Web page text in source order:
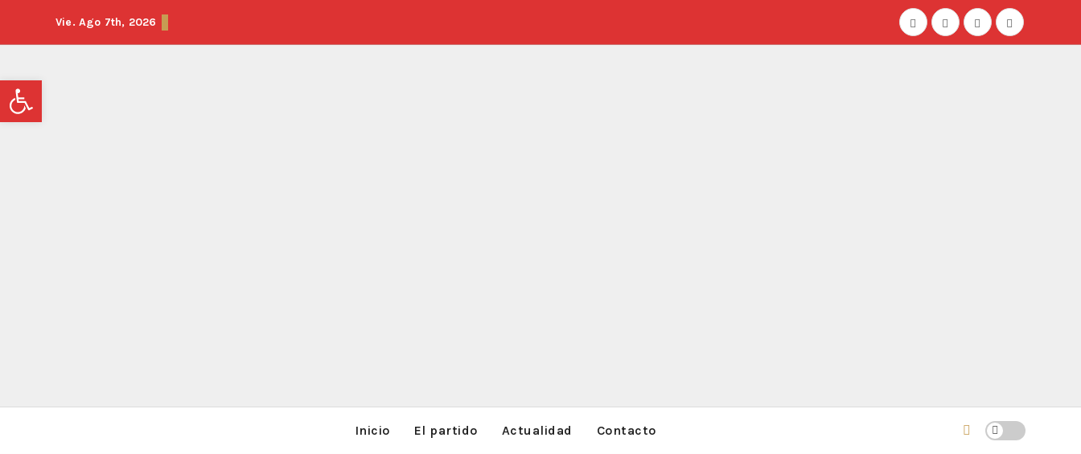
Vie. Ago 7th, 2026
Inicio El partido Actualidad Contacto
Abrir barra de herramientas